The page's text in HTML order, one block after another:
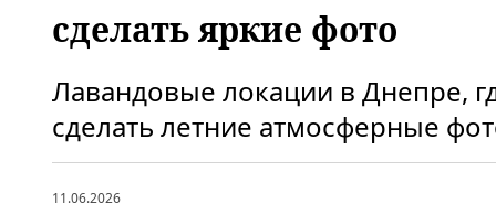
сделать яркие фото
Лавандовые локации в Днепре,
сделать летние атмосферные
11.06.2026